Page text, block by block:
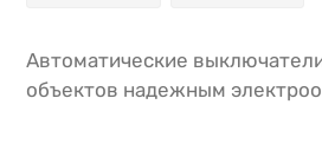
Автоматические
объектов надежным